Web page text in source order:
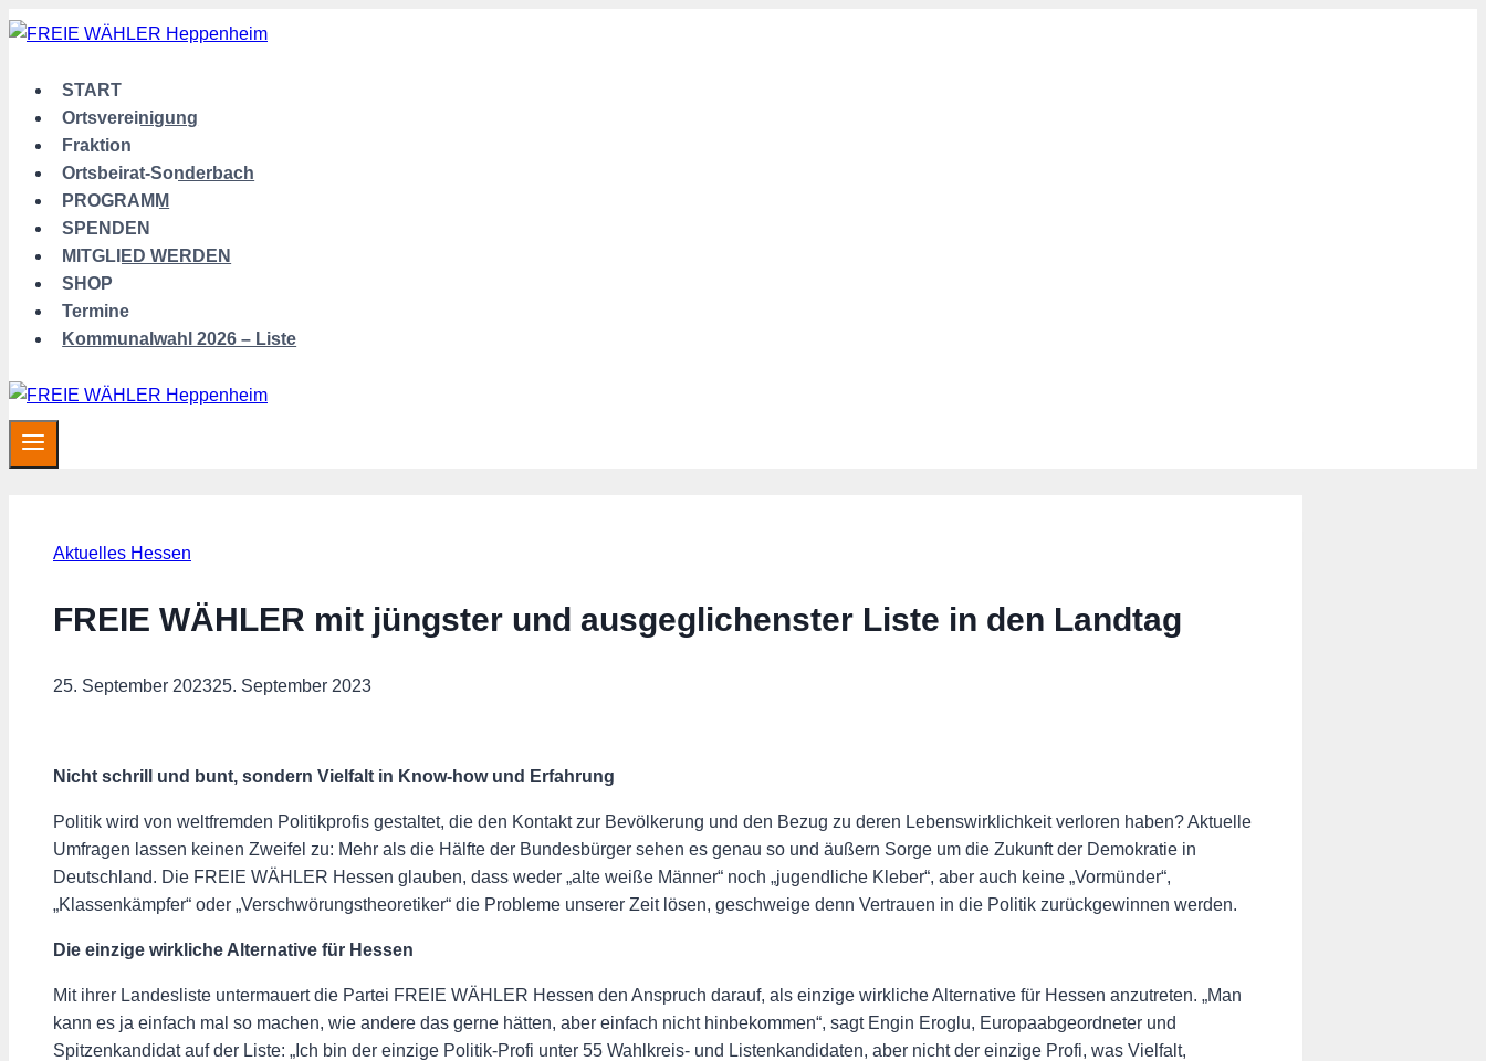
Zum
START
Ortsvereinigung
Fraktion
Ortsbeirat-Sonderbach
PROGRAMM
SPENDEN
MITGLIED WERDEN
SHOP
Termine
Kommunalwahl 2026 – Liste
Aktuelles Hessen
FREIE WÄHLER mit jüngster und ausgeglichenster Liste in den Landtag
25. September 202325. September 2023
Nicht schrill und bunt, sondern Vielfalt in Know-how und Erfahrung
Politik wird von weltfremden Politikprofis gestaltet, die den Kontakt zur Bevölkerung und den Bezug zu deren Lebenswirklichkeit verloren haben? Aktuelle
Umfragen lassen keinen Zweifel zu: Mehr als die Hälfte der Bundesbürger sehen es genau so und äußern Sorge um die Zukunft der Demokratie in
Deutschland. Die FREIE WÄHLER Hessen glauben, dass weder „alte weiße Männer“ noch „jugendliche Kleber“, aber auch keine „Vormünder“,
„Klassenkämpfer“ oder „Verschwörungstheoretiker“ die Probleme unserer Zeit lösen, geschweige denn Vertrauen in die Politik zurückgewinnen werden.
Die einzige wirkliche Alternative für Hessen
Mit ihrer Landesliste untermauert die Partei FREIE WÄHLER Hessen den Anspruch darauf, als einzige wirkliche Alternative für Hessen anzutreten. „Man
kann es ja einfach mal so machen, wie andere das gerne hätten, aber einfach nicht hinbekommen“, sagt Engin Eroglu, Europaabgeordneter und
Spitzenkandidat auf der Liste: „Ich bin der einzige Politik-Profi unter 55 Wahlkreis- und Listenkandidaten, aber nicht der einzige Profi, was Vielfalt,